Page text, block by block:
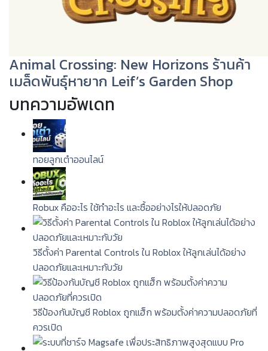
Animal Crossing: New Horizons ร้านค้า
เมล็ดพันธุ์หายาก Leif’s Garden Shop
บทความอัพเดท
ทอยลูกเต๋าออนไลน์
Robux คืออะไร ใช้ทำอะไร และซื้ออย่างไรให้ปลอดภัย
วิธีตั้งค่า Parental Controls ใน Roblox ให้ลูกเล่นได้อย่าง
ปลอดภัยและเหมาะกับวัย
วิธีป้องกันบัญชี Roblox ถูกแฮ็ก พร้อมตั้งค่าความปลอดภัยที่
ควรเปิด